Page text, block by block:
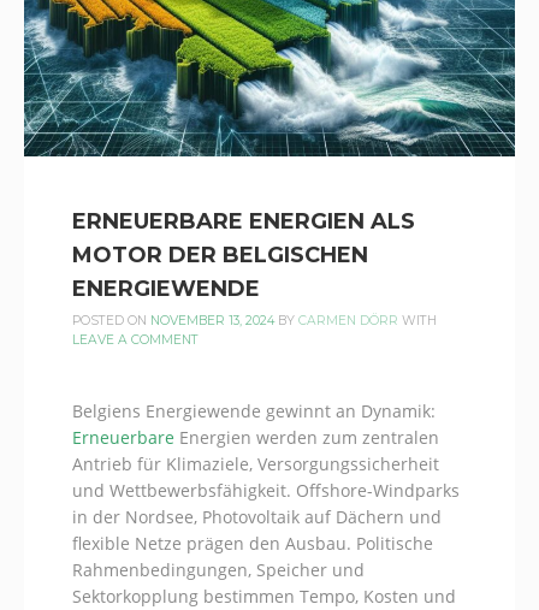
ERNEUERBARE ENERGIEN ALS
MOTOR DER BELGISCHEN
ENERGIEWENDE
POSTED ON NOVEMBER 13, 2024BY CARMEN DÖRR WITH
LEAVE A COMMENT
Belgiens Energiewende gewinnt an Dynamik:
Erneuerbare Energien werden zum zentralen
Antrieb für Klimaziele, Versorgungssicherheit
und Wettbewerbsfähigkeit. Offshore-Windparks
in der Nordsee, Photovoltaik auf Dächern und
flexible Netze prägen den Ausbau. Politische
Rahmenbedingungen, Speicher und
Sektorkopplung bestimmen Tempo, Kosten und